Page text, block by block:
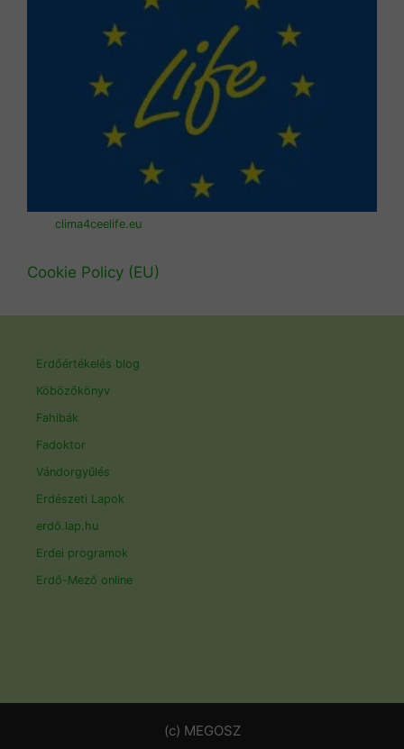
clima4ceelife.eu
Cookie Policy (EU)
Erdőértékelés blog
Köbözőkönyv
Fahibák
Fadoktor
Vándorgyűlés
Erdészeti Lapok
erdő.lap.hu
Erdei programok
Erdő-Mező online
(c) MEGOSZ